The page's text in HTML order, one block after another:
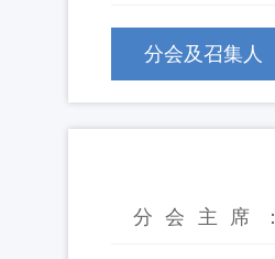
分会及召集人
分会主席：